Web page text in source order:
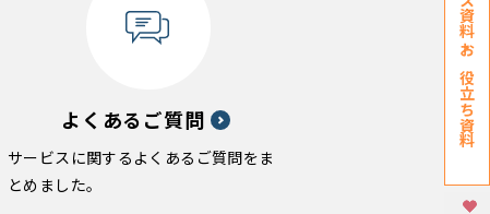
よくあるご質問
サービスに関するよくあるご質問をま
とめました。
お役立ち資料